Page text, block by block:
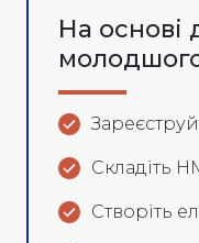
На основі
Складіть
Створіть